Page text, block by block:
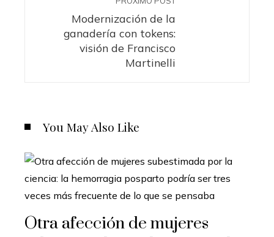
Modernización de la
ganadería con tokens:
visión de Francisco
Martinelli
You May Also Like
Otra afección de mujeres